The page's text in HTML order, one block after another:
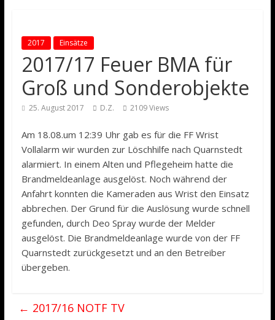
2017 Einsätze
2017/17 Feuer BMA für
Groß und Sonderobjekte
25. August 2017 D.Z. 2109 Views
Am 18.08.um 12:39 Uhr gab es für die FF Wrist
Vollalarm wir wurden zur Löschhilfe nach Quarnstedt
alarmiert. In einem Alten und Pflegeheim hatte die
Brandmeldeanlage ausgelöst. Noch während der
Anfahrt konnten die Kameraden aus Wrist den Einsatz
abbrechen. Der Grund für die Auslösung wurde schnell
gefunden, durch Deo Spray wurde der Melder
ausgelöst. Die Brandmeldeanlage wurde von der FF
Quarnstedt zurückgesetzt und an den Betreiber
übergeben.
← 2017/16 NOTF TV